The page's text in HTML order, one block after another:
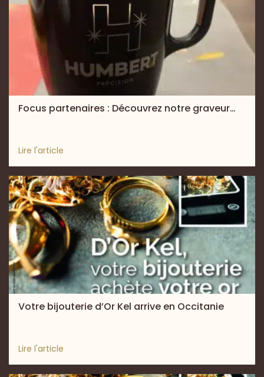
Focus partenaires : Découvrez notre graveur…
Lire l'article
Votre bijouterie d’Or Kel arrive en Occitanie
Lire l'article